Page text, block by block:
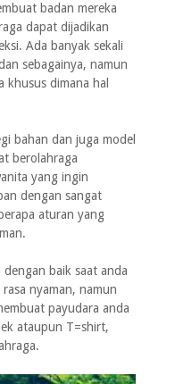
badan mereka
dapat dijadikan
Ada banyak sekali
sebagainya, namun
dimana hal
bahan dan juga model
berolahraga
yang ingin
dengan sangat
aturan yang
baik saat anda
nyaman, namun
payudara anda
ataupun T=shirt,